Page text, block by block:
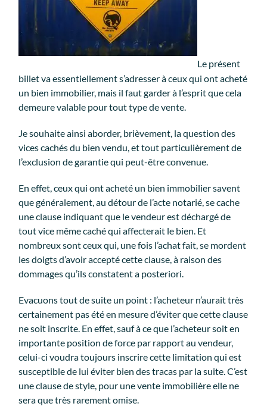
Le présent
billet va essentiellement s’adresser à ceux qui ont acheté
un bien immobilier, mais il faut garder à l’esprit que cela
demeure valable pour tout type de vente.
Je souhaite ainsi aborder, brièvement, la question des
vices cachés du bien vendu, et tout particulièrement de
l’exclusion de garantie qui peut-être convenue.
En effet, ceux qui ont acheté un bien immobilier savent
que généralement, au détour de l’acte notarié, se cache
une clause indiquant que le vendeur est déchargé de
tout vice même caché qui affecterait le bien. Et
nombreux sont ceux qui, une fois l’achat fait, se mordent
les doigts d’avoir accepté cette clause, à raison des
dommages qu’ils constatent a posteriori.
Evacuons tout de suite un point : l’acheteur n’aurait très
certainement pas été en mesure d’éviter que cette clause
ne soit inscrite. En effet, sauf à ce que l’acheteur soit en
importante position de force par rapport au vendeur,
celui-ci voudra toujours inscrire cette limitation qui est
susceptible de lui éviter bien des tracas par la suite. C’est
une clause de style, pour une vente immobilière elle ne
sera que très rarement omise.